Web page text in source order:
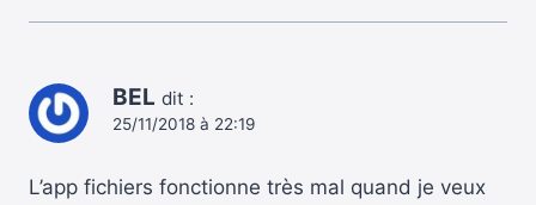
BEL dit :
25/11/2018 à 22:19
L’app fichiers fonctionne très mal quand je veux